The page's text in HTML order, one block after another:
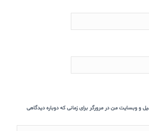
و وبسایت من در مرورگر برای زمانی که دوباره دیدگاهی